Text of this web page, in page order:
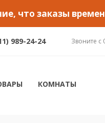
что заказы
989-24-24 Звоните с
КОМНАТЫ